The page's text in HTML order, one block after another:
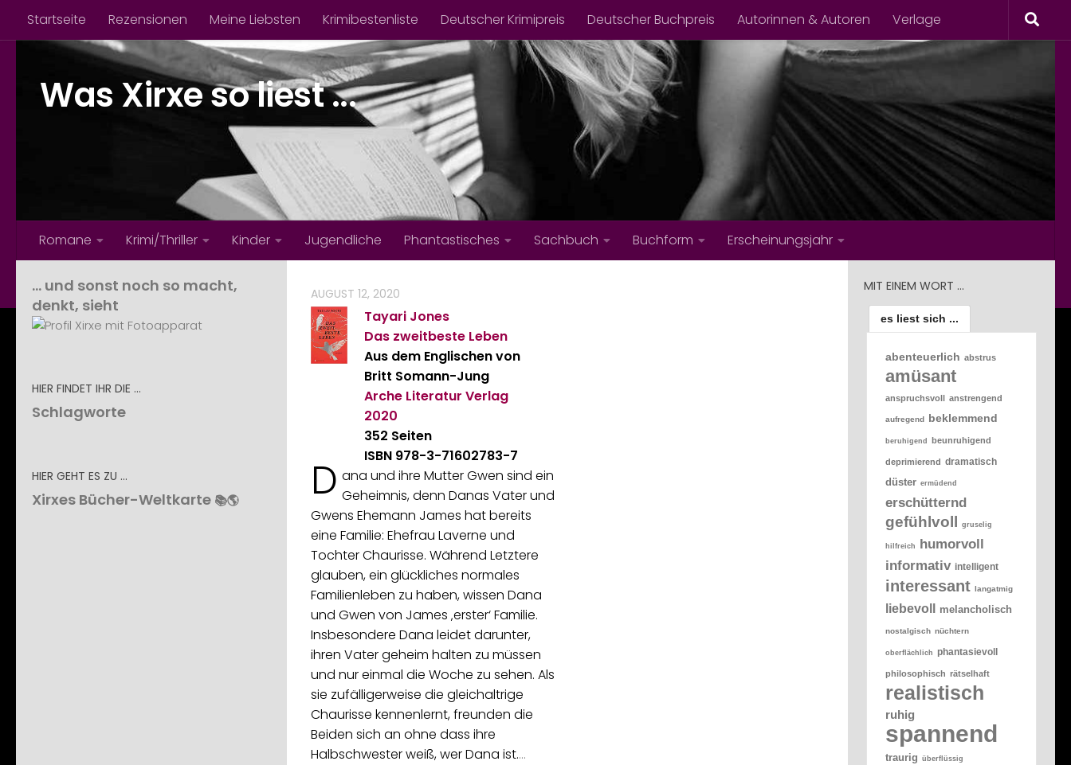
Zum Inhalt springen
Startseite Rezensionen Meine Liebsten Krimibestenliste Deutscher Krimipreis Deutscher Buchpreis Autorinnen & Autoren Verlage
Was Xirxe so liest ...
Romane Krimi/Thriller Kinder Jugendliche Phantastisches Sachbuch Buchform Erscheinungsjahr
AUGUST 12, 2020
Tayari Jones
Das zweitbeste Leben
Aus dem Englischen von
Britt Somann-Jung
Arche Literatur Verlag
2020
352 Seiten
ISBN 978-3-71602783-7
D ana und ihre Mutter Gwen sind ein
Geheimnis, denn Danas Vater und
Gwens Ehemann James hat bereits
eine Familie: Ehefrau Laverne und
Tochter Chaurisse. Während Letztere
glauben, ein glückliches normales
Familienleben zu haben, wissen Dana
und Gwen von James ‚erster‘ Familie.
Insbesondere Dana leidet darunter,
ihren Vater geheim halten zu müssen
und nur einmal die Woche zu sehen. Als
sie zufälligerweise die gleichaltrige
Chaurisse kennenlernt, freunden die
Beiden sich an ohne dass ihre
Halbschwester weiß, wer Dana ist.…
… und sonst noch so macht,
denkt, sieht
HIER FINDET IHR DIE …
Schlagworte
HIER GEHT ES ZU …
Xirxes Bücher-Weltkarte 📚🌎
MIT EINEM WORT …
es liest sich ...
abenteuerlich abstrus
amüsant
anspruchsvoll anstrengend
aufregend beklemmend
beruhigend beunruhigend
deprimierend dramatisch
düster ermüdend
erschütternd
gefühlvoll gruselig
hilfreich
humorvoll
informativ intelligent
interessant langatmig
liebevoll melancholisch
nostalgisch nüchtern
oberflächlich phantasievoll
philosophisch rätselhaft
realistisch
ruhig
spannend
traurig überflüssig